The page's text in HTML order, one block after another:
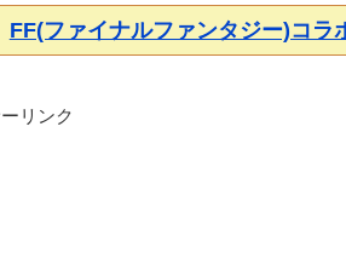
FF(ファイナルファンタジー)コ
リンク